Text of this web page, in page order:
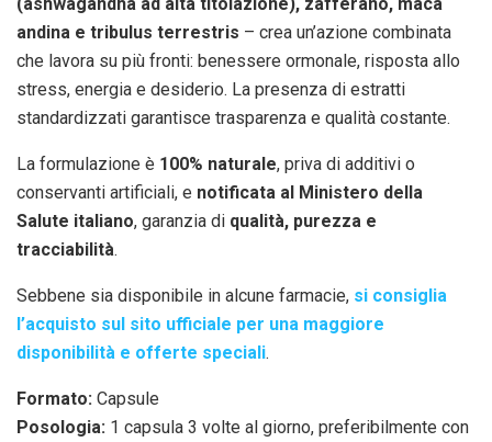
andina e tribulus terrestris – crea un’azione combinata
che lavora su più fronti: benessere ormonale, risposta allo
stress, energia e desiderio. La presenza di estratti
standardizzati garantisce trasparenza e qualità costante.
La formulazione è 100% naturale, priva di additivi o
conservanti artificiali, e notificata al Ministero della
Salute italiano, garanzia di qualità, purezza e
tracciabilità.
Sebbene sia disponibile in alcune farmacie, si consiglia
l’acquisto sul sito ufficiale per una maggiore
disponibilità e offerte speciali.
Formato: Capsule
Posologia: 1 capsula 3 volte al giorno, preferibilmente con